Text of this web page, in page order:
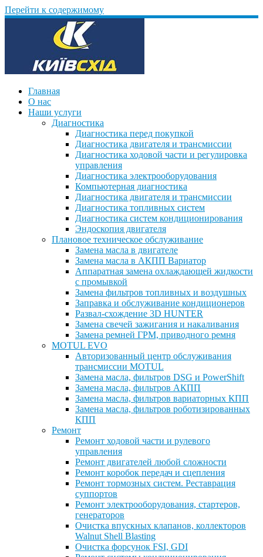
Перейти к содержимому
Главная
О нас
Наши услуги
Диагностика
Диагностика перед покупкой
Диагностика двигателя и трансмиссии
Диагностика ходовой части и регулировка
управления
Диагностика электрооборудования
Компьютерная диагностика
Диагностика двигателя и трансмиссии
Диагностика топливных систем
Диагностика систем кондиционирования
Эндоскопия двигателя
Плановое техническое обслуживание
Замена масла в двигателе
Замена масла в АКПП Вариатор
Аппаратная замена охлаждающей жидкости
с промывкой
Замена фильтров топливных и воздушных
Заправка и обслуживание кондиционеров
Развал-схождение 3D HUNTER
Замена свечей зажигания и накаливания
Замена ремней ГРМ, приводного ремня
MOTUL EVO
Авторизованный центр обслуживания
трансмиссии MOTUL
Замена масла, фильтров DSG и PowerShift
Замена масла, фильтров АКПП
Замена масла, фильтров вариаторных КПП
Замена масла, фильтров роботизированных
КПП
Ремонт
Ремонт ходовой части и рулевого
управления
Ремонт двигателей любой сложности
Ремонт коробок передач и сцепления
Ремонт тормозных систем. Реставрация
суппортов
Ремонт электрооборудования, стартеров,
генераторов
Очистка впускных клапанов, коллекторов
Walnut Shell Blasting
Очистка форсунок FSI, GDI